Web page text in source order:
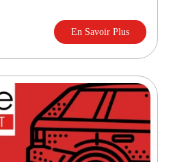
En Savoir Plus